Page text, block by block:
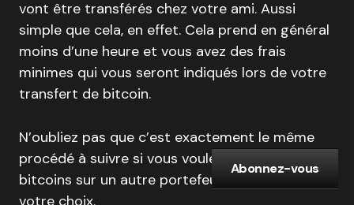
vont être transférés chez votre ami. Aussi
simple que cela, en effet. Cela prend en général
moins d’une heure et vous avez des frais
minimes qui vous seront indiqués lors de votre
transfert de bitcoin.
N’oubliez pas que c’est exactement le même
procédé à suivre si vous voulez transférer vos
bitcoins sur un autre portefeuille bitcoin de
Abonnez-vous